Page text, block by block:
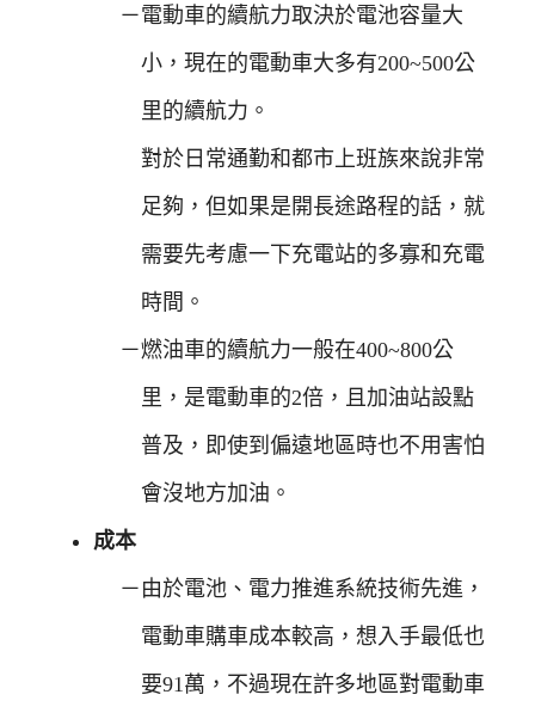
電動車的續航力取決於電池容量大
小，現在的電動車大多有200~500公
里的續航力。
對於日常通勤和都市上班族來說非常
足夠，但如果是開長途路程的話，就
需要先考慮一下充電站的多寡和充電
時間。
燃油車的續航力一般在400~800公
里，是電動車的2倍，且加油站設點
普及，即使到偏遠地區時也不用害怕
會沒地方加油。
成本
由於電池、電力推進系統技術先進，
電動車購車成本較高，想入手最低也
要91萬，不過現在許多地區對電動車